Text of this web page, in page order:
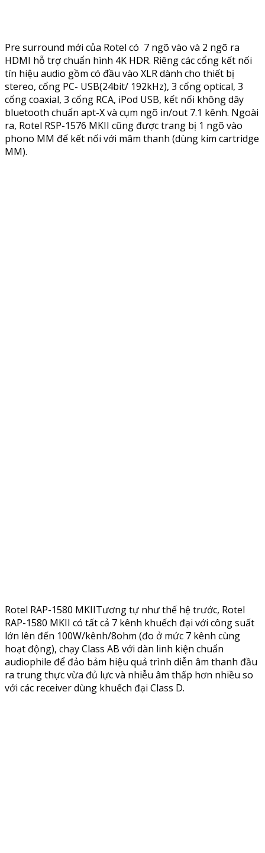
Pre surround mới của Rotel có 7 ngõ vào và 2 ngõ ra
HDMI hỗ trợ chuẩn hình 4K HDR. Riêng các cổng kết nối
tín hiệu audio gồm có đầu vào XLR dành cho thiết bị
stereo, cổng PC- USB(24bit/ 192kHz), 3 cổng optical, 3
cổng coaxial, 3 cổng RCA, iPod USB, kết nối không dây
bluetooth chuẩn apt-X và cụm ngõ in/out 7.1 kênh. Ngoài
ra, Rotel RSP-1576 MKII cũng được trang bị 1 ngõ vào
phono MM để kết nối với mâm thanh (dùng kim cartridge
MM).
Rotel RAP-1580 MKIITương tự như thế hệ trước, Rotel
RAP-1580 MKII có tất cả 7 kênh khuếch đại với công suất
lớn lên đến 100W/kênh/8ohm (đo ở mức 7 kênh cùng
hoạt động), chạy Class AB với dàn linh kiện chuẩn
audiophile để đảo bảm hiệu quả trình diễn âm thanh đầu
ra trung thực vừa đủ lực và nhiễu âm thấp hơn nhiều so
với các receiver dùng khuếch đại Class D.